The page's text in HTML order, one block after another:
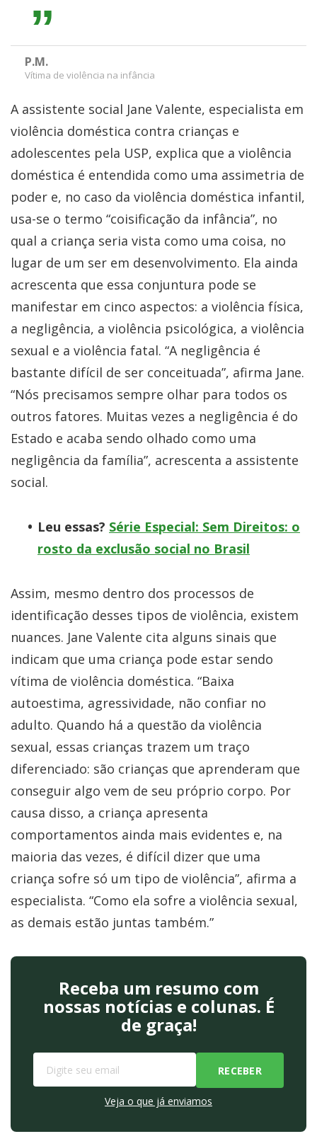
P.M.
Vítima de violência na infância
A assistente social Jane Valente, especialista em
violência doméstica contra crianças e
adolescentes pela USP, explica que a violência
doméstica é entendida como uma assimetria de
poder e, no caso da violência doméstica infantil,
usa-se o termo “coisificação da infância”, no
qual a criança seria vista como uma coisa, no
lugar de um ser em desenvolvimento. Ela ainda
acrescenta que essa conjuntura pode se
manifestar em cinco aspectos: a violência física,
a negligência, a violência psicológica, a violência
sexual e a violência fatal. “A negligência é
bastante difícil de ser conceituada”, afirma Jane.
“Nós precisamos sempre olhar para todos os
outros fatores. Muitas vezes a negligência é do
Estado e acaba sendo olhado como uma
negligência da família”, acrescenta a assistente
social.
Leu essas? Série Especial: Sem Direitos: o
rosto da exclusão social no Brasil
Assim, mesmo dentro dos processos de
identificação desses tipos de violência, existem
nuances. Jane Valente cita alguns sinais que
indicam que uma criança pode estar sendo
vítima de violência doméstica. “Baixa
autoestima, agressividade, não confiar no
adulto. Quando há a questão da violência
sexual, essas crianças trazem um traço
diferenciado: são crianças que aprenderam que
conseguir algo vem de seu próprio corpo. Por
causa disso, a criança apresenta
comportamentos ainda mais evidentes e, na
maioria das vezes, é difícil dizer que uma
criança sofre só um tipo de violência”, afirma a
especialista. “Como ela sofre a violência sexual,
as demais estão juntas também.”
Receba um resumo com
nossas notícias e colunas. É
de graça!
Veja o que já enviamos